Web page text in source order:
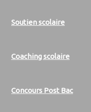
Soutien scolaire
Coaching scolaire
Concours Post Bac